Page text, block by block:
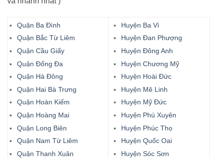
Quận Ba Đình
Quận Bắc Từ Liêm
Quận Cầu Giấy
Quận Đống Đa
Quận Hà Đông
Quận Hai Bà Trưng
Quận Hoàn Kiếm
Quận Hoàng Mai
Quận Long Biên
Quận Nam Từ Liêm
Quận Thanh Xuân
Huyện Ba Vì
Huyện Đan Phượng
Huyện Đông Anh
Huyện Chương Mỹ
Huyện Hoài Đức
Huyện Mê Linh
Huyện Mỹ Đức
Huyện Phú Xuyên
Huyện Phúc Thọ
Huyện Quốc Oai
Huyện Sóc Sơn